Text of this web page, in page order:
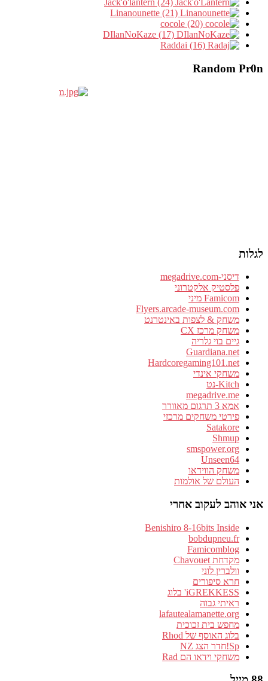
Random Pr0n
לגלות
דיסני-megadrive.com
פלסטיק אלקטרוני
Famicom מיני
Flyers.arcade-museum.com
משחק & לצפות באינטרנט
משחק מרכז CX
גיים בוי גלריה
Guardiana.net
Hardcoregaming101.net
משחקי אינדי
Kitch-נט
megadrive.me
אמא 3 תרגום מאוורר
פירטי משחקים מרכזי
Satakore
Shmup
smspower.org
Unseen64
משחק הווידאו
העולם של אולמות
אני אוהב לעקוב אחרי
Benishiro 8-16bits Inside
bobdupneu.fr
Famicomblog
מקדחת Chavouet
וולברין לוני
חרא סיפורים
iGREKKESS' בלוג
ראיתי גבוה
lafautealamanette.org
מחפש בית זכוכית
בלוג האוסף של Rhod
Sp!חדר הצג NZ
משחקי וידאו הם Rad